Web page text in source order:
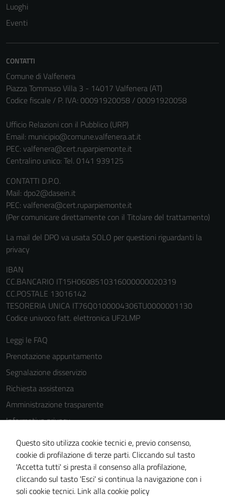
Luoghi
Eventi
CONTATTI
Comune di Valfenera
Piazza Tommaso Villa 3 - 14017 Valfenera (AT)
Codice fiscale / P. IVA: 00091920058 / 00091920058
Ufficio Relazioni con il Pubblico (URP)
Email: municipio@comune.valfenera.at.it
PEC: valfenera@cert.ruparpiemonte.it
Centralino unico: Tel. 0141 939125
CONTATTI D.P.O.
Mail: dpo2@dasein.it
PEC: valfenera@cert.ruparpiemonte.it
(Per comunicare direttamente con il Titolare del trattamento)
La mail del DPO va usata SOLO per questioni riguardanti la
privacy
IBAN
CC.BANCARIO IT15H0608510316000000020319
CC.POSTALE 13016142
TESORERIA UNICA IT76Q0100004306TU0000001130
Codice univoco fatt. elettronica UF2LMP
Leggi le FAQ
Prenotazione appuntamento
Segnalazione disservizio
Richiesta assistenza
Amministrazione trasparente
Informativa privacy
Cookie Policy
Note legali
Dichiarazione di accessibilità
Piano di miglioramento del sito
Questo sito utilizza cookie tecnici e, previo consenso,
cookie di profilazione di terze parti. Cliccando sul tasto
'Accetta tutti' si presta il consenso alla profilazione,
cliccando sul tasto 'Esci' si continua la navigazione con i
soli cookie tecnici. Link alla cookie policy